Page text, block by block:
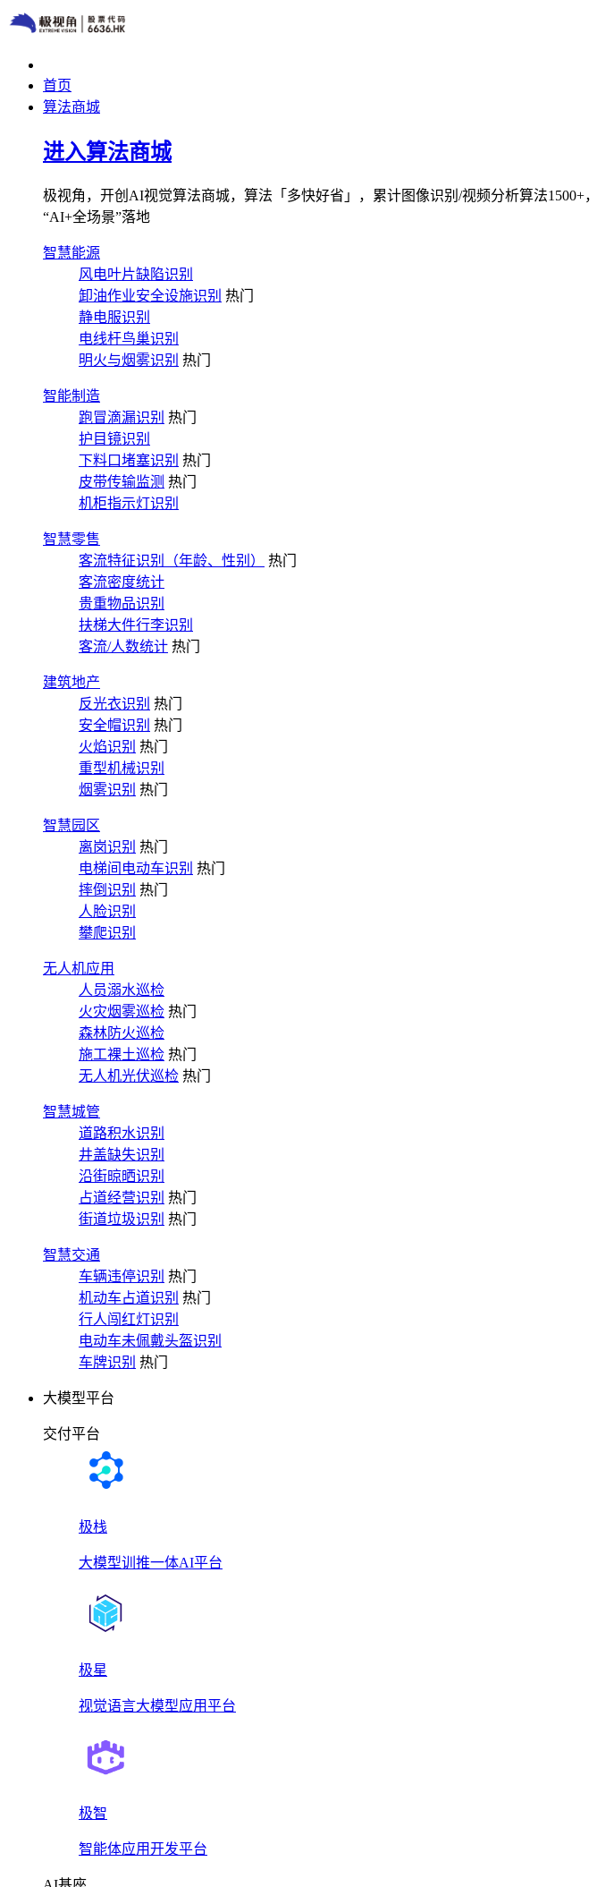
首页
算法商城
进入算法商城
极视角，开创AI视觉算法商城，算法「多快好省」，累计图像识别/视频分析算法1500+
“AI+全场景”落地
智慧能源
风电叶片缺陷识别
卸油作业安全设施识别 热门
静电服识别
电线杆鸟巢识别
明火与烟雾识别 热门
智能制造
跑冒滴漏识别 热门
护目镜识别
下料口堵塞识别 热门
皮带传输监测 热门
机柜指示灯识别
智慧零售
客流特征识别（年龄、性别）
热门
客流密度统计
贵重物品识别
扶梯大件行李识别
客流/人数统计 热门
建筑地产
反光衣识别 热门
安全帽识别 热门
火焰识别 热门
重型机械识别
烟雾识别 热门
智慧园区
离岗识别 热门
电梯间电动车识别 热门
摔倒识别 热门
人脸识别
攀爬识别
无人机应用
人员溺水巡检
火灾烟雾巡检 热门
森林防火巡检
施工裸土巡检 热门
无人机光伏巡检 热门
智慧城管
道路积水识别
井盖缺失识别
沿街晾晒识别
占道经营识别 热门
街道垃圾识别 热门
智慧交通
车辆违停识别 热门
机动车占道识别 热门
行人闯红灯识别
电动车未佩戴头盔识别
车牌识别 热门
大模型平台
交付平台
极栈
大模型训推一体AI平台
极星
视觉语言大模型应用平台
极智
智能体应用开发平台